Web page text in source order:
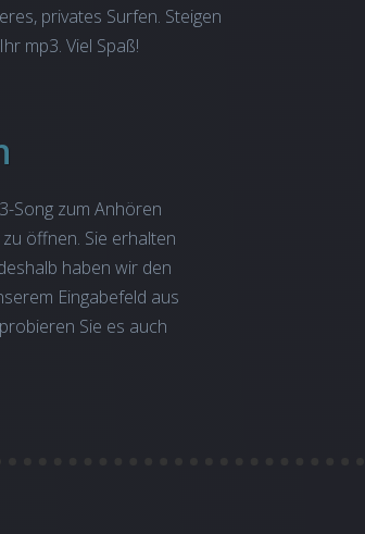
privates Surfen. Steigen
mp3. Viel Spaß!
Song zum Anhören
öffnen. Sie erhalten
haben wir den
Eingabefeld aus
Sie es auch